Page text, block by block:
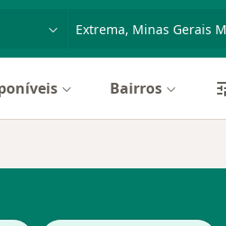
ou nome
Bairros